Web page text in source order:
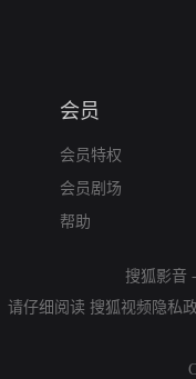
会员
会员特权
会员剧场
帮助
搜狐影音 -
请仔细阅读 搜狐视频隐私